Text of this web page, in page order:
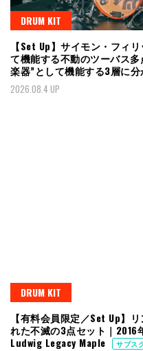
DRUM KIT
【Set Up】サイモン・フィ
て機能する不動のツーバス
楽器”として機能する3層に
2026.08.4 UP
DRUM KIT
【有料会員限定／Set Up】
れた不滅の3点セット｜2016
Ludwig Legacy Maple
サブス